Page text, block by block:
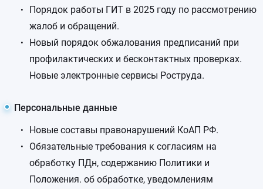
Порядок работы ГИТ в 2025 году по рассмотрению
жалоб и обращений.
Новый порядок обжалования предписаний при
профилактических и бесконтактных проверках.
Новые электронные сервисы Роструда.
Персональные данные
Новые составы правонарушений КоАП РФ.
Обязательные требования к согласиям на
обработку ПДн, содержанию Политики и
Положения. об обработке, уведомлениям